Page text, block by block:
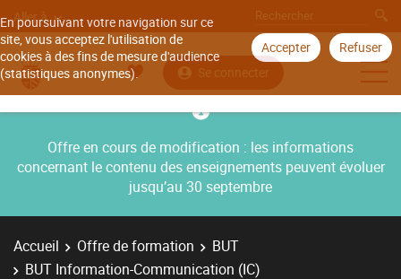
En poursuivant votre navigation sur ce
site, vous acceptez l'utilisation de
cookies à des fins de mesure d'audience
(statistiques anonymes).
Accepter Refuser
Aller à
Se connecter
Offre en cours de modification : les informations
concernant le contenu des enseignements peuvent évoluer
jusqu’au 30 septembre
Accueil Offre de formation
BUT
BUT Information-Communication (IC)